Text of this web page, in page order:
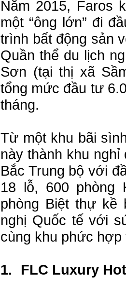
Năm 2015, Faros
một “ông lớn” đi
trình bất động sản
Quần thể du lịch
Sơn (tại thị xã
tổng mức đầu tư
tháng.
Từ một khu bãi
này thành khu
Bắc Trung bộ với
18 lỗ, 600 phòng
phòng Biệt thự kề
nghị Quốc tế với
cùng khu phức
1. FLC Luxury